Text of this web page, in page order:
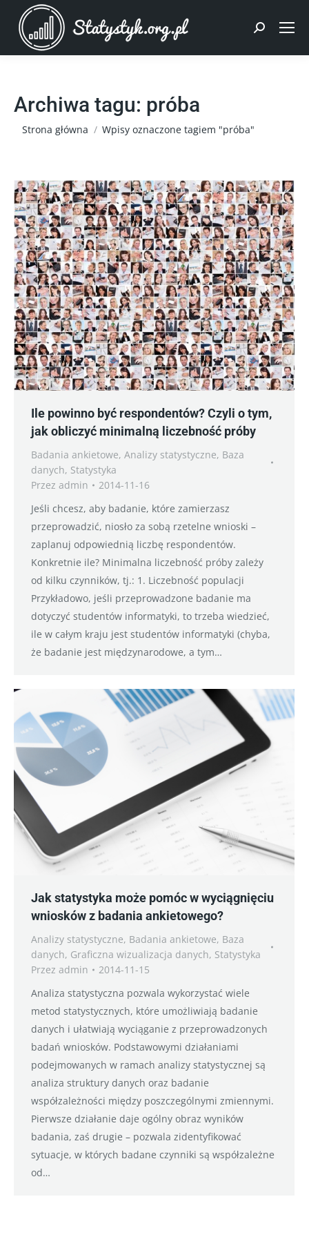
Szukaj:
Archiwa tagu: próba
Jesteś tutaj:
Strona główna Wpisy oznaczone tagiem "próba"
Ile powinno być respondentów? Czyli o tym,
jak obliczyć minimalną liczebność próby
Badania ankietowe, Analizy statystyczne, Baza
danych, Statystyka
Przez admin
2014-11-16
Jeśli chcesz, aby badanie, które zamierzasz
przeprowadzić, niosło za sobą rzetelne wnioski –
zaplanuj odpowiednią liczbę respondentów.
Konkretnie ile? Minimalna liczebność próby zależy
od kilku czynników, tj.: 1. Liczebność populacji
Przykładowo, jeśli przeprowadzone badanie ma
dotyczyć studentów informatyki, to trzeba wiedzieć,
ile w całym kraju jest studentów informatyki (chyba,
że badanie jest międzynarodowe, a tym…
Jak statystyka może pomóc w wyciągnięciu
wniosków z badania ankietowego?
Analizy statystyczne, Badania ankietowe, Baza
danych, Graficzna wizualizacja danych, Statystyka
Przez admin
2014-11-15
Analiza statystyczna pozwala wykorzystać wiele
metod statystycznych, które umożliwiają badanie
danych i ułatwiają wyciąganie z przeprowadzonych
badań wniosków. Podstawowymi działaniami
podejmowanych w ramach analizy statystycznej są
analiza struktury danych oraz badanie
współzależności między poszczególnymi zmiennymi.
Pierwsze działanie daje ogólny obraz wyników
badania, zaś drugie – pozwala zidentyfikować
sytuacje, w których badane czynniki są współzależne
od…